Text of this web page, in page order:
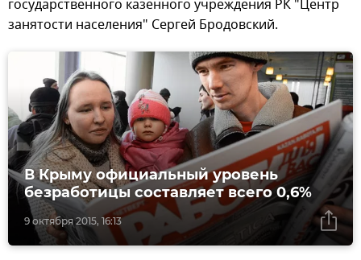
государственного казенного учреждения РК "Центр
занятости населения" Сергей Бродовский.
9 октября 2015, 16:13
В Крыму официальный уровень
безработицы составляет всего 0,6%